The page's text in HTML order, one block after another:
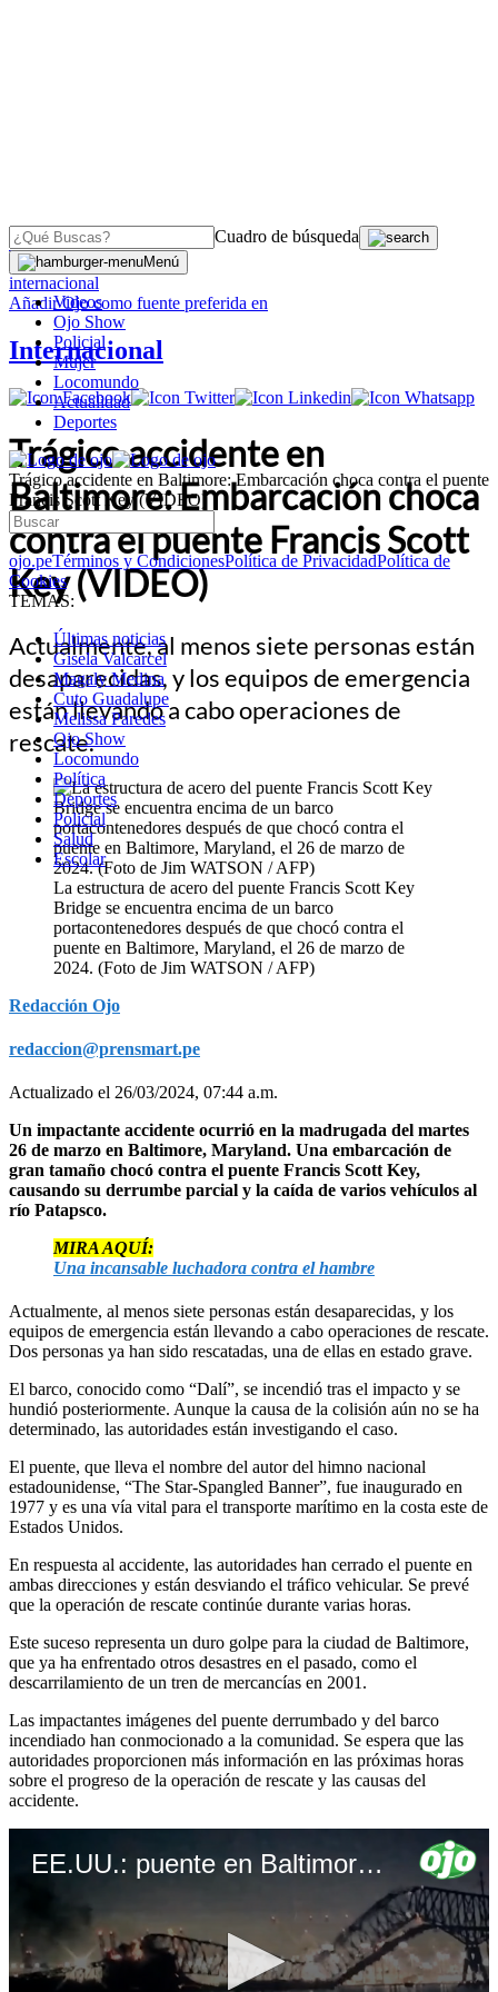
Cuadro de búsqueda
Menú
Videos
Ojo Show
Policial
Mujer
Locomundo
Actualidad
Deportes
Trágico accidente en Baltimore: Embarcación choca contra el puente
Francis Scott Key (VIDEO)
ojo.peTérminos y CondicionesPolítica de PrivacidadPolítica de
Cookies
TEMAS:
Últimas noticias
Gisela Valcarcel
Magaly Medina
Cuto Guadalupe
Melissa Paredes
Ojo Show
Locomundo
Política
Deportes
Policial
Salud
Escolar
OJO
internacional
AñadirOjocomo fuente preferida en
Internacional
Trágico accidente en
Baltimore: Embarcación choca
contra el puente Francis Scott
Key (VIDEO)
Actualmente, al menos siete personas están
desaparecidas, y los equipos de emergencia
están llevando a cabo operaciones de
rescate.
La estructura de acero del puente Francis Scott Key
Bridge se encuentra encima de un barco
portacontenedores después de que chocó contra el
puente en Baltimore, Maryland, el 26 de marzo de
2024. (Foto de Jim WATSON / AFP)
Redacción Ojo
redaccion@prensmart.pe
Actualizado el 26/03/2024, 07:44 a.m.
Un impactante accidente ocurrió en la madrugada del martes
26 de marzo en Baltimore, Maryland. Una embarcación de
gran tamaño chocó contra el puente Francis Scott Key,
causando su derrumbe parcial y la caída de varios vehículos al
río Patapsco.
MIRA AQUÍ:
Una incansable luchadora contra el hambre
Actualmente, al menos siete personas están desaparecidas, y los
equipos de emergencia están llevando a cabo operaciones de rescate.
Dos personas ya han sido rescatadas, una de ellas en estado grave.
El barco, conocido como “Dalí”, se incendió tras el impacto y se
hundió posteriormente. Aunque la causa de la colisión aún no se ha
determinado, las autoridades están investigando el caso.
El puente, que lleva el nombre del autor del himno nacional
estadounidense, “The Star-Spangled Banner”, fue inaugurado en
1977 y es una vía vital para el transporte marítimo en la costa este de
Estados Unidos.
En respuesta al accidente, las autoridades han cerrado el puente en
ambas direcciones y están desviando el tráfico vehicular. Se prevé
que la operación de rescate continúe durante varias horas.
Este suceso representa un duro golpe para la ciudad de Baltimore,
que ya ha enfrentado otros desastres en el pasado, como el
descarrilamiento de un tren de mercancías en 2001.
Las impactantes imágenes del puente derrumbado y del barco
incendiado han conmocionado a la comunidad. Se espera que las
autoridades proporcionen más información en las próximas horas
sobre el progreso de la operación de rescate y las causas del
accidente.
EE.UU.: puente en Baltimore se derrumba al ser impactado por un gran barco